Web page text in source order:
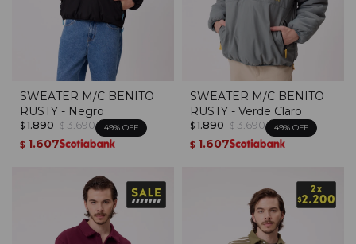
SWEATER M/C BENITO
RUSTY - Negro
$ 1.890 $ 3.690 49
$ 1.607
SWEATER M/C BENITO
RUSTY - Verde Claro
$ 1.890 $ 3.690 49
$ 1.607